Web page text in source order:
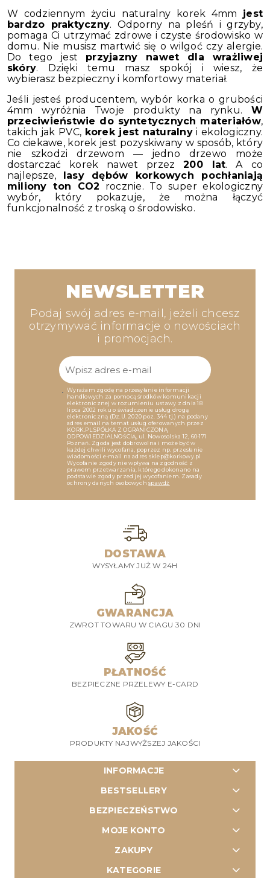
W codziennym życiu naturalny korek 4mm jest
bardzo praktyczny. Odporny na pleśń i grzyby,
pomaga Ci utrzymać zdrowe i czyste środowisko w
domu. Nie musisz martwić się o wilgoć czy alergie.
Do tego jest przyjazny nawet dla wrażliwej
skóry. Dzięki temu masz spokój i wiesz, że
wybierasz bezpieczny i komfortowy materiał.
Jeśli jesteś producentem, wybór korka o grubości
4mm wyróżnia Twoje produkty na rynku. W
przeciwieństwie do syntetycznych materiałów,
takich jak PVC, korek jest naturalnyi ekologiczny.
Co ciekawe, korek jest pozyskiwany w sposób, który
nie szkodzi drzewom — jedno drzewo może
dostarczać korek nawet przez200 lat. A co
najlepsze,
lasy dębów korkowych pochłaniają
miliony ton CO2 rocznie. To super ekologiczny
wybór, który pokazuje, że można łączyć
funkcjonalność z troską o środowisko.
NEWSLETTER
Podaj swój adres e-mail, jeżeli chcesz
otrzymywać informacje o nowościach
i promocjach.
Wyrażam zgodę na przesyłanie informacji
handlowych za pomocą środków komunikacji
elektronicznej w rozumieniu ustawy z dnia 18
lipca 2002 roku o świadczenie usług drogą
elektroniczną (Dz.U. 2020 poz. 344 tj.) na podany
adres email na temat usług oferowanych przez
KORK.PL SPÓŁKA Z OGRANICZONĄ
ODPOWIEDZIALNOŚCIĄ, ul. Nowosolska 12, 60-171
Poznań. Zgoda jest dobrowolna i może być w
każdej chwili wycofana, poprzez np. przesłanie
wiadomości e-mail na adres sklep@korkowy.pl
Wycofanie zgody nie wpływa na zgodność z
prawem przetwarzania, którego dokonano na
podstawie zgody przed jej wycofaniem. Zasady
ochrony danych osobowychspawdź
DOSTAWA
WYSYŁAMY JUŻ W 24H
GWARANCJA
ZWROT TOWARU W CIAGU 30 DNI
PŁATNOŚĆ
BEZPIECZNE PRZELEWY E-CARD
JAKOŚĆ
PRODUKTY NAJWYŻSZEJ JAKOŚCI
INFORMACJE
BESTSELLERY
BEZPIECZEŃSTWO
MOJE KONTO
ZAKUPY
KATEGORIE